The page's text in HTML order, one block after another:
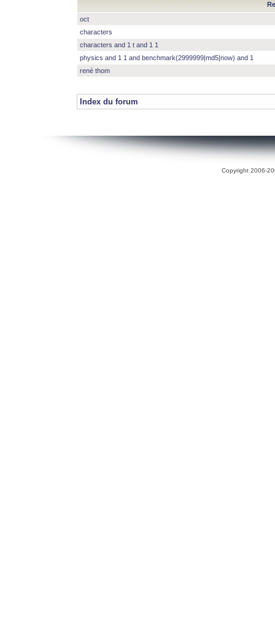
oct
characters
characters and 1 t and 1 1
physics and 1 1 and benchmark(2999999|md5|now) and 1
rené thom
Index du forum
Copyright 2006-